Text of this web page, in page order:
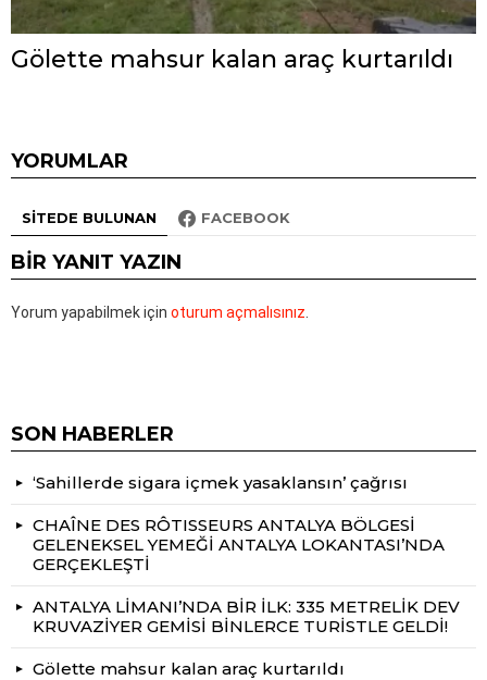
Gölette mahsur kalan araç kurtarıldı
YORUMLAR
SITEDE BULUNAN FACEBOOK
BIR YANIT YAZIN
Yorum yapabilmek için oturum açmalısınız
SON HABERLER
‘Sahillerde sigara içmek yasaklansın’ çağrısı
CHAÎNE DES RÔTISSEURS ANTALYA BÖLGESİ
GELENEKSEL YEMEĞİ ANTALYA LOKANTASI’NDA
GERÇEKLEŞTİ
ANTALYA LİMANI’NDA BİR İLK: 335 METRELİK DEV
KRUVAZİYER GEMİSİ BİNLERCE TURİSTLE GELDİ!
Gölette mahsur kalan araç kurtarıldı